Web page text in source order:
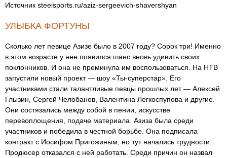
Источник steelsports.ru/aziz-sergeevich-shavershyan
УЛЫБКА ФОРТУНЫ
Сколько лет певице Азизе было в 2007 году? Сорок три! Именно
в этом возрасте у нее появился шанс вновь удивить своих
поклонников. И она не преминула им воспользоваться. На НТВ
запустили новый проект — шоу «Ты-суперстар». Его
участниками стали талантливые певцы прошлых лет — Алексей
Глызин, Сергей Челобанов, Валентина Легкоспупова и другие.
Они состязались между собой в пении, искусстве
перевоплощения, подаче материала. Азиза была среди
участников и победила в честной борьбе. Она подписала
контракт с Иосифом Пригожиным, но тут начались трудности.
Продюсер отказался с ней работать. Среди причин он назвал